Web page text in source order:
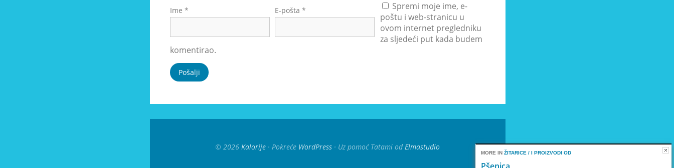
Ime * E-pošta*
Spremi moje ime, e-
poštu i web-stranicu u
ovom internet pregledniku
za sljedeći put kada budem
komentirao.
© 2026Kalorije Pokreće WordPress Uz pomoć Tatami odElmastudio
MORE IN ŽITARICE / I PROIZVODI OD